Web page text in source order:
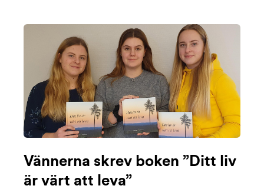
Vännerna skrev boken ”Ditt liv
är värt att leva”